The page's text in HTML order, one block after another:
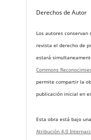
Derechos de Autor
Los autores conservan
revista el derecho de
estará
Commons
permite compartir la
publicación inicial en
Esta obra está bajo una
Atribución 4.0